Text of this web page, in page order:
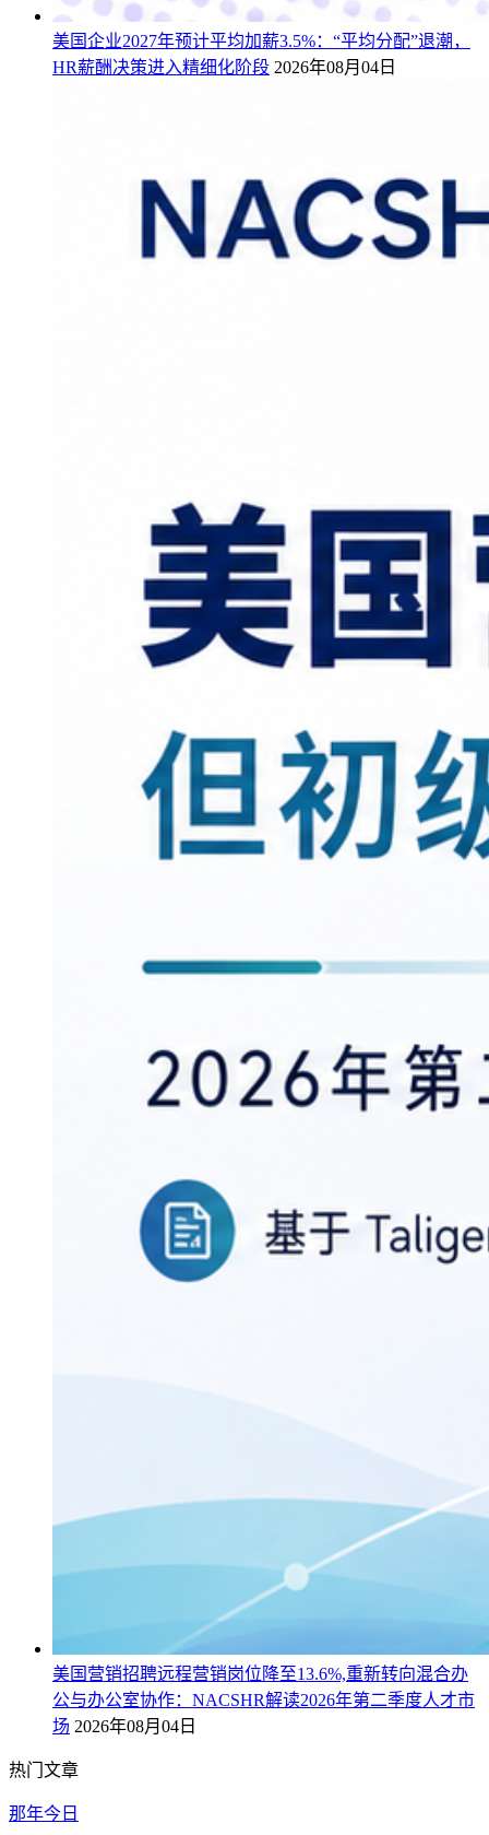
美国企业2027年预计平均加薪3.5%：“平均分配”退潮，
HR薪酬决策进入精细化阶段 2026年08月04日
美国营销招聘远程营销岗位降至13.6%,重新转向混合办
公与办公室协作：NACSHR解读2026年第二季度人才市
场 2026年08月04日
热门文章
那年今日